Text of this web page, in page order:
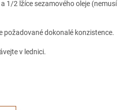
1/2 lžíce sezamového oleje (nemusí
požadované dokonalé konzistence.
v lednici.